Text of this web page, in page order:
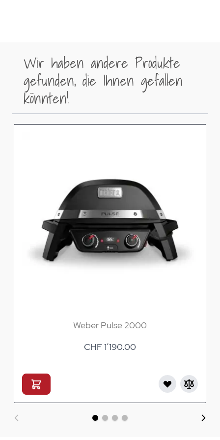
Wir haben andere Produkte
gefunden, die Ihnen gefallen
könnten!
Weber Pulse 2000
CHF 1’190.00